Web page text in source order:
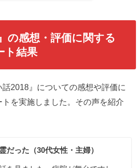
の感想・評価に関する
ト結果
話2018』についての感想や評価に
を実施しました。その声を紹介
だった（30代女性・主婦）